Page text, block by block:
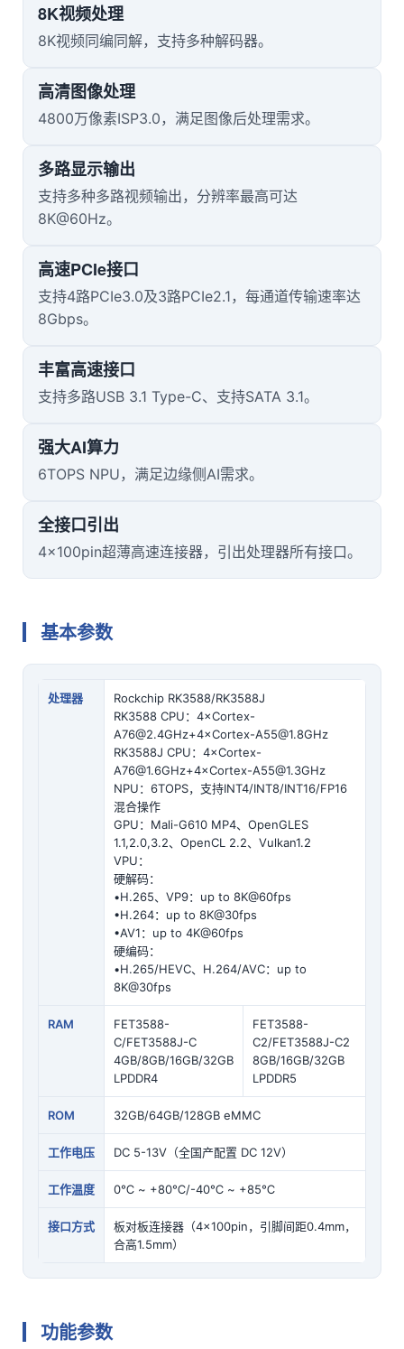
8K视频处理
8K视频同编同解，支持多种解码器。
高清图像处理
4800万像素ISP3.0，满足图像后处理需求。
多路显示输出
支持多种多路视频输出，分辨率最高可达
8K@60Hz。
高速PCIe接口
支持4路PCIe3.0及3路PCIe2.1，每通道传输速率达
8Gbps。
丰富高速接口
支持多路USB 3.1 Type-C、支持SATA 3.1。
强大AI算力
6TOPS NPU，满足边缘侧AI需求。
全接口引出
4×100pin超薄高速连接器，引出处理器所有接口。
基本参数
处理器
Rockchip RK3588/RK3588J
RK3588 CPU：4×Cortex-
A76@2.4GHz+4×Cortex-A55@1.8GHz
RK3588J CPU：4×Cortex-
A76@1.6GHz+4×Cortex-A55@1.3GHz
NPU：6TOPS，支持INT4/INT8/INT16/FP16
混合操作
GPU：Mali-G610 MP4、OpenGLES
1.1,2.0,3.2、OpenCL 2.2、Vulkan1.2
VPU：
硬解码：
•H.265、VP9：up to 8K@60fps
•H.264：up to 8K@30fps
•AV1：up to 4K@60fps
硬编码：
•H.265/HEVC、H.264/AVC：up to
8K@30fps
RAM
FET3588-
C/FET3588J-C
4GB/8GB/16GB/32GB
LPDDR4
FET3588-
C2/FET3588J-C2
8GB/16GB/32GB
LPDDR5
ROM 32GB/64GB/128GB eMMC
工作电压 DC 5-13V（全国产配置 DC 12V）
工作温度 0℃ ~ +80℃/-40℃ ~ +85℃
接口方式 板对板连接器（4×100pin， 引脚间距0.4mm，
合高1.5mm）
功能参数